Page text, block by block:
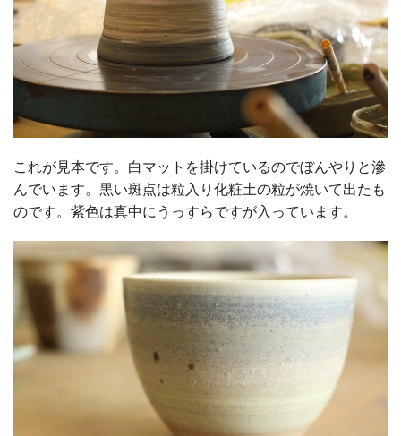
これが見本です。白マットを掛けているのでぼんやりと滲
んでいます。黒い斑点は粒入り化粧土の粒が焼いて出たも
のです。紫色は真中にうっすらですが入っています。